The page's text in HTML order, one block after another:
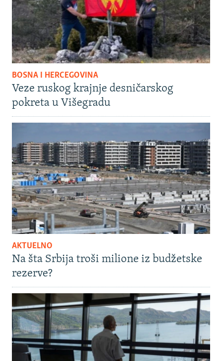
BOSNA I HERCEGOVINA
Veze ruskog krajnje desničarskog
pokreta u Višegradu
AKTUELNO
Na šta Srbija troši milione iz budžetske
rezerve?